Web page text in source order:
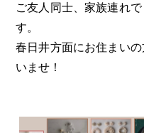
ご友人同士、家族連れで
す。
春日井方面にお住まい
いませ！